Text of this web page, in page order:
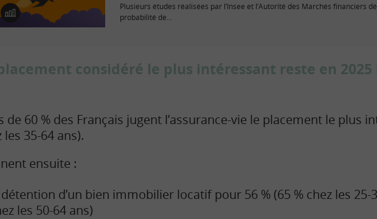
E
n
g
Plusieurs études réalisées par l’Insee et l’Autorité des Marchés financiers
probabilité de...
considéré le plus intéressant reste en 2025
de 60 % des Français jugent l’assurance-vie le placement le plus
les 35-64 ans).
ensuite :
d’un bien immobilier locatif pour 56 % (65 % chez les 25-
les 50-64 ans)